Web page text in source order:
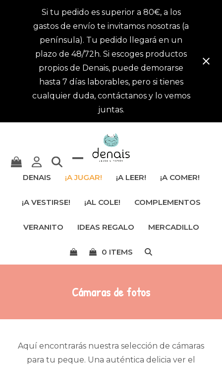
Si tu pedido es superior a 80€, a los
gastos de envío te invitamos nosotras (a
península). Tu pedido llegará en un
plazo de 48/72h. Si escoges productos
propios de Denais, puede demorarse
hasta 7 días laborables, pero si tienes
cualquier duda, contáctanos y lo vemos
juntas.
ocultar
menú
móvil
DENAIS ¡A JUGAR! ¡A LEER! ¡A COMER!
¡A VESTIRSE! ¡AL COLE! COMPLEMENTOS
VERANITO IDEAS REGALO MERCADILLO
0 ITEMS
Cámaras de fotos
Aquí encontrarás nuestra selección de cámaras
para tu peque. Una auténtica delicia ver el